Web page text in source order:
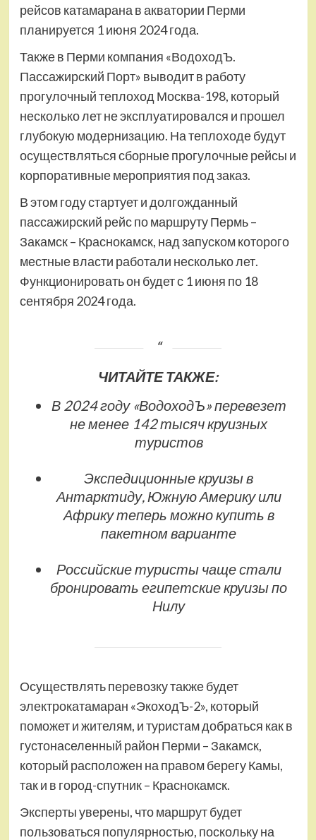
рейсов катамарана в акватории Перми
планируется 1 июня 2024 года.
Также в Перми компания «ВодоходЪ.
Пассажирский Порт» выводит в работу
прогулочный теплоход Москва-198, который
несколько лет не эксплуатировался и прошел
глубокую модернизацию. На теплоходе будут
осуществляться сборные прогулочные рейсы и
корпоративные мероприятия под заказ.
В этом году стартует и долгожданный
пассажирский рейс по маршруту Пермь –
Закамск – Краснокамск, над запуском которого
местные власти работали несколько лет.
Функционировать он будет с 1 июня по 18
сентября 2024 года.
ЧИТАЙТЕ ТАКЖЕ:
В 2024 году «ВодоходЪ» перевезет
не менее 142 тысяч круизных
туристов
Экспедиционные круизы в
Антарктиду, Южную Америку или
Африку теперь можно купить в
пакетном варианте
Российские туристы чаще стали
бронировать египетские круизы по
Нилу
Осуществлять перевозку также будет
электрокатамаран «ЭкоходЪ-2», который
поможет и жителям, и туристам добраться как в
густонаселенный район Перми – Закамск,
который расположен на правом берегу Камы,
так и в город-спутник – Краснокамск.
Эксперты уверены, что маршрут будет
пользоваться популярностью, поскольку на